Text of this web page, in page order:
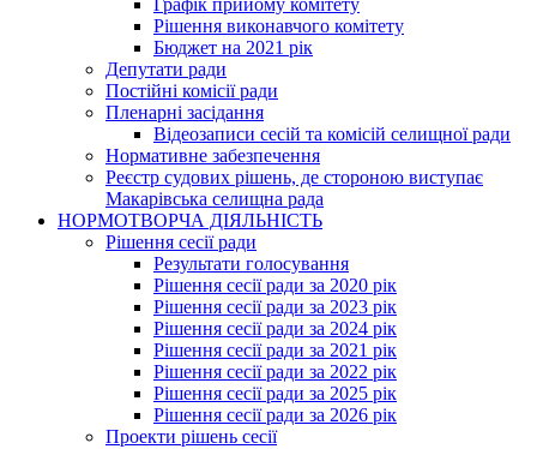
Графік прийому комітету
Рішення виконавчого комітету
Бюджет на 2021 рік
Депутати ради
Постійні комісії ради
Пленарні засідання
Відеозаписи сесій та комісій селищної ради
Нормативне забезпечення
Реєстр судових рішень, де стороною виступає
Макарівська селищна рада
НОРМОТВОРЧА ДІЯЛЬНІСТЬ
Рішення сесії ради
Результати голосування
Рішення сесії ради за 2020 рік
Рішення сесії ради за 2023 рік
Рішення сесії ради за 2024 рік
Рішення сесії ради за 2021 рік
Рішення сесії ради за 2022 рік
Рішення сесії ради за 2025 рік
Рішення сесії ради за 2026 рік
Проекти рішень сесії